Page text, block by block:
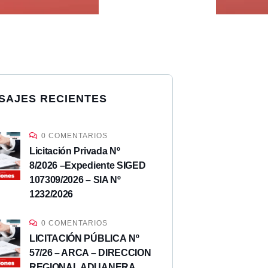
RECIENTES
0 COMENTARIOS
Licitación Privada Nº
8/2026 –Expediente SIGED
107309/2026 – SIA Nº
1232/2026
0 COMENTARIOS
LICITACIÓN PÚBLICA Nº
57/26 – ARCA – DIRECCION